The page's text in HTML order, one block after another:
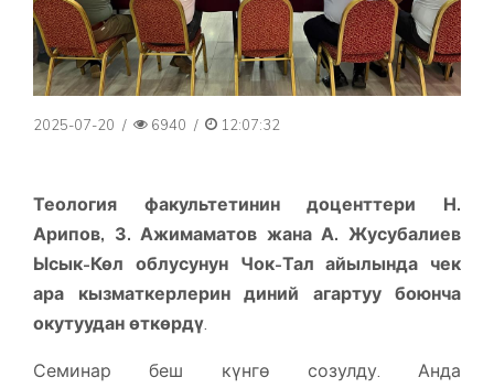
2025-07-20 / 6940 / 12:07:32
Теология факультетинин доценттери Н.
Арипов, З. Ажимаматов жана А. Жусубалиев
Ысык-Көл облусунун Чок-Тал айылында чек
ара кызматкерлерин диний агартуу боюнча
окутуудан өткөрдү.
Семинар беш күнгө созулду. Анда